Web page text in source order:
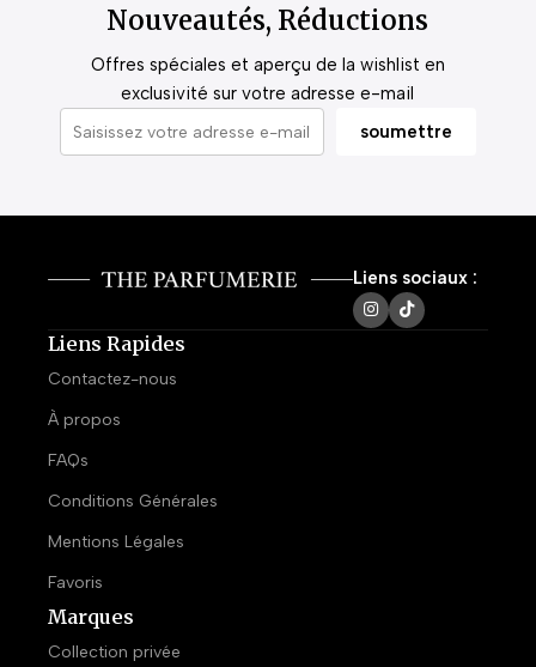
Nouveautés, Réductions
Offres spéciales et aperçu de la wishlist en
exclusivité sur votre adresse e-mail
Liens sociaux :
Liens Rapides
Contactez-nous
À propos
FAQs
Conditions Générales
Mentions Légales
Favoris
Marques
Collection privée